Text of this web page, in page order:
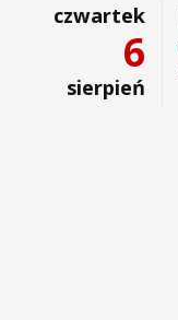
czwartek
6
sierpień